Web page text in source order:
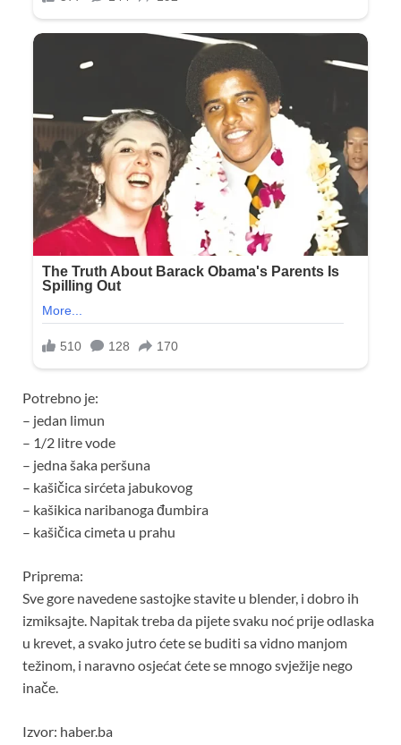
Potrebno je:
– jedan limun
– 1/2 litre vode
– jedna šaka peršuna
– kašičica sirćeta jabukovog
– kašikica naribanoga đumbira
– kašičica cimeta u prahu
Priprema:
Sve gore navedene sastojke stavite u blender, i dobro ih
izmiksajte. Napitak treba da pijete svaku noć prije odlaska
u krevet, a svako jutro ćete se buditi sa vidno manjom
težinom, i naravno osjećat ćete se mnogo svježije nego
inače.
Izvor: haber.ba